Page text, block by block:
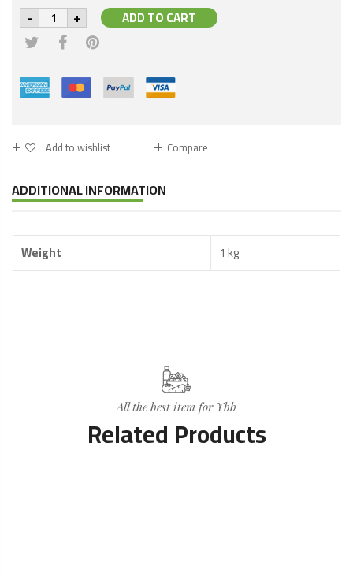
- Nandhi
Petit
Millet
+ ADD TO CART
Add to wishlist Compare
ADDITIONAL INFORMATION
Weight 1 kg
All the best item for Ybb
Related Products